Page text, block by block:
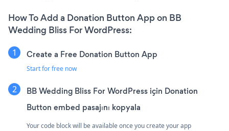
How To Add a Donation Button App on BB
Wedding Bliss For WordPress:
Create a Free Donation Button App
Start for free now
BB Wedding Bliss For WordPress için Donation
Button embed pasajını kopyala
Your code block will be available once you create your app